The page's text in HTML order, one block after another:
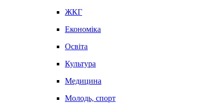
ЖКГ
Економіка
Освіта
Культура
Медицина
Молодь, спорт